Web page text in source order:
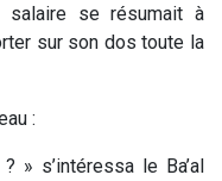
salaire se résumait à
sur son dos toute la
:
» s’intéressa le Ba’al